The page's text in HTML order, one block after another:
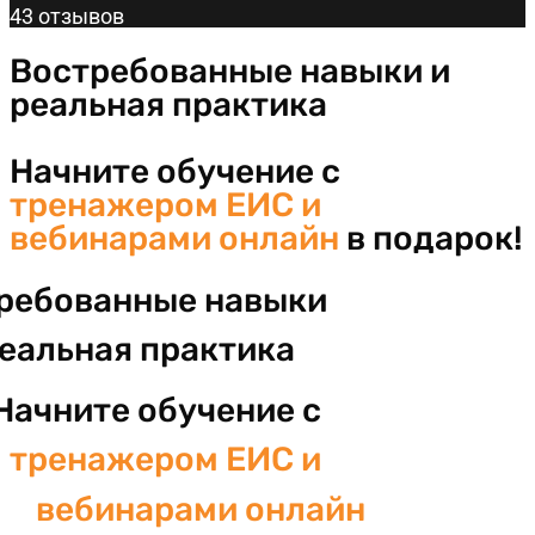
43 отзывов
Востребованные навыки и
реальная практика
Начните обучение с
тренажером ЕИС и
вебинарами онлайн в подарок!
навыки
практика
обучение с
тренажером ЕИС и
вебинарами онлайн